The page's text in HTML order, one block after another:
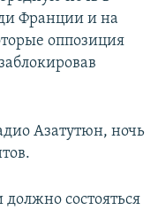
Франции и на
оппозиция
Азатутюн, ночь
состояться